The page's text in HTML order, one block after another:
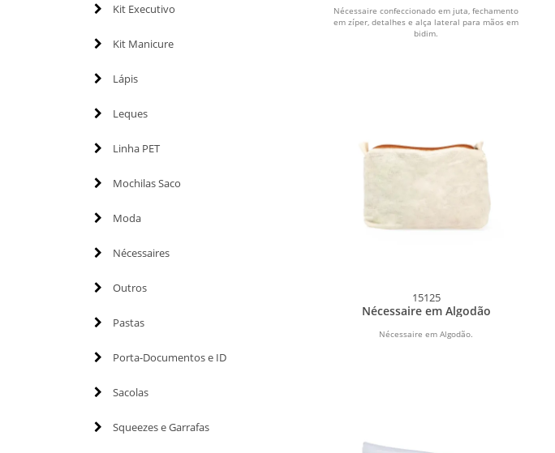
Kit Executivo
Kit Manicure
Lápis
Leques
Linha PET
Mochilas Saco
Moda
Nécessaires
Outros
Pastas
Porta-Documentos e ID
Sacolas
Squeezes e Garrafas
Nécessaire confeccionado em juta, fechamento
em zíper, detalhes e alça lateral para mãos em
bidim.
15125
Nécessaire em Algodão
Nécessaire em Algodão.